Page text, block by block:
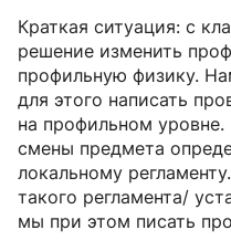
Краткая ситуация: с
решение изменить
профильную физику.
для этого написать
на профильном
смены предмета
локальному
такого регламента/
мы при этом писать